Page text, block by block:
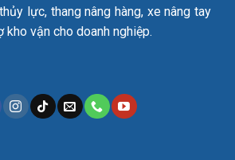
lực, thang nâng hàng, xe nâng tay
kho vận cho doanh nghiệp.